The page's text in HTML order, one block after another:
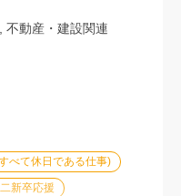
べて休日である仕事)
新卒応援
不動産・建設関連